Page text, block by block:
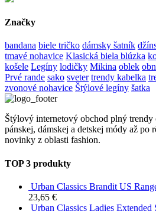
Značky
bandana biele tričko dámsky šatník
tmavé nohavice Klasická biela blúzka
košele Legíny lodičky Mikina oblek
Prvé rande sako sveter trendy kabelka
zvonové nohavice Štýlové legíny šatka
Štýlový internetový obchod plný trendy
pánskej, dámskej a detskej módy až po
novinky z oblasti fashion.
TOP 3 produkty
Urban Classics Brandit US
23,65 €
Urban Classics Ladies